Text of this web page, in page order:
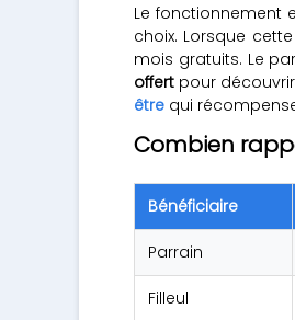
Le fonctionnement
choix. Lorsque
mois gratuits. Le
offert pour
être qui
Combien
Bénéficiaire
Parrain
Filleul